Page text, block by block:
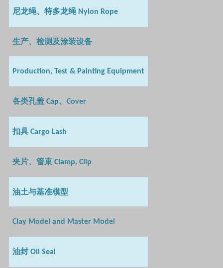
尼龙绳、特多龙绳Nylon Rope
生产、检测及涂装设备
Production, Test & Painting Equipment
各类孔盖 Cap、 Cover
扣具 Cargo Lash
夹片、管束 Clamp, Clip
油土与基准模型
Clay Model and Master Model
油封 Oil Seal